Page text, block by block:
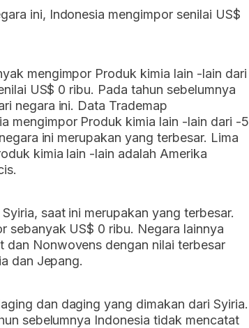
ini, Indonesia mengimpor senilai US$
mengimpor Produk kimia lain -lain dari
US$ 0 ribu. Pada tahun sebelumnya
negara ini. Data Trademap
mengimpor Produk kimia lain -lain dari -5
ini merupakan yang terbesar. Lima
kimia lain -lain adalah Amerika
saat ini merupakan yang terbesar.
sebanyak US$ 0 ribu. Negara lainnya
dan Nonwovens dengan nilai terbesar
dan Jepang.
dan daging yang dimakan dari Syiria.
sebelumnya Indonesia tidak mencatat